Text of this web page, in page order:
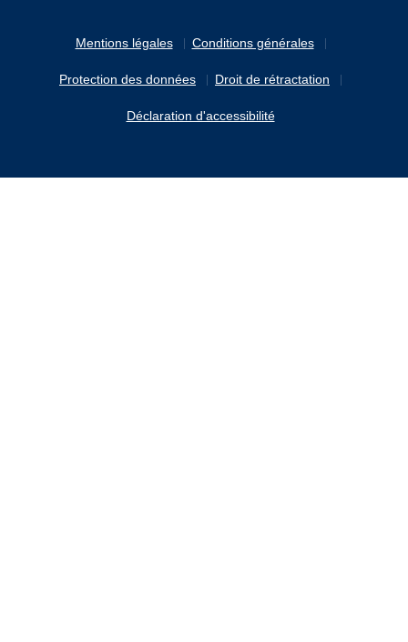
Mentions légales Conditions générales
Protection des données Droit de rétractation
Déclaration d'accessibilité